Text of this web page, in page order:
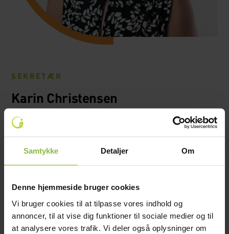
Samtykke Detaljer Om
Denne hjemmeside bruger cookies
Vi bruger cookies til at tilpasse vores indhold og
annoncer, til at vise dig funktioner til sociale medier og til
at analysere vores trafik. Vi deler også oplysninger om
SEKRETÆR
Karin Christensen
Hvornår blev du ansat?
2014.
Beskriv kort din baggrund/uddannelse
Kontoruddannet. Har arbejdet i ungdomsskolen og i 10.
Hvad underviser du i/hvilken jobfunktion har du?
Sekretær med fokus på økonomien.